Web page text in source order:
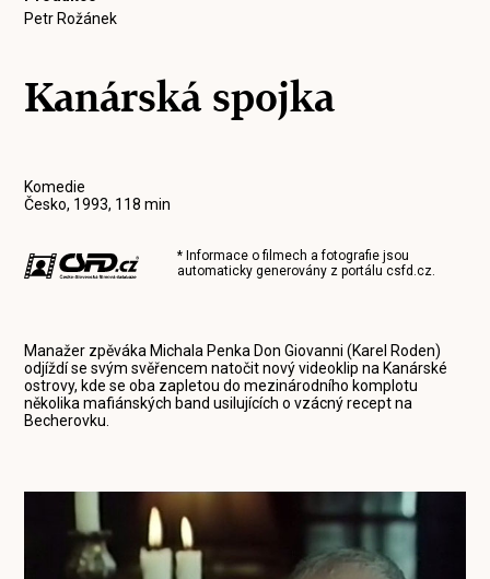
Petr Rožánek
Kanárská spojka
Komedie
Česko, 1993, 118 min
* Informace o filmech a fotografie jsou
automaticky generovány z portálucsfd.cz.
Manažer zpěváka Michala Penka Don Giovanni (Karel Roden)
odjíždí se svým svěřencem natočit nový videoklip na Kanárské
ostrovy, kde se oba zapletou do mezinárodního komplotu
několika mafiánských band usilujících o vzácný recept na
Becherovku.